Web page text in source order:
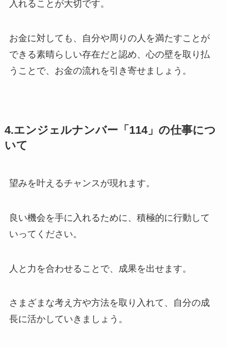
入れることが大切です。
お金に対しても、自分や周りの人を満たすことが
できる素晴らしい存在だと認め、心の壁を取り払
うことで、お金の流れを引き寄せましょう。
4.エンジェルナンバー「114」の仕事につ
いて
望みを叶えるチャンスが現れます。
良い機会を手に入れるために、積極的に行動して
いってください。
人と力を合わせることで、成果を出せます。
さまざまな考え方や方法を取り入れて、自分の成
長に活かしていきましょう。